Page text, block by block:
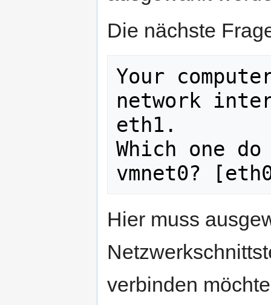
Die nächste
Your
network
eth1.
Which one
vmnet0?
Hier muss
verbinden